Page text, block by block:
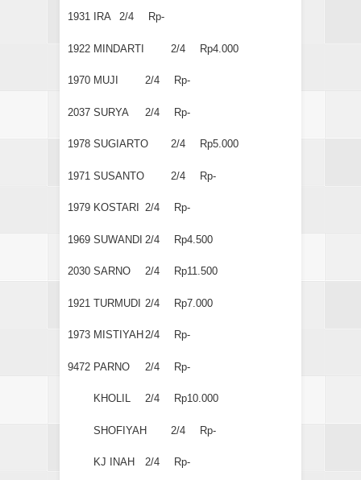
1931 IRA 2/4 Rp-
1922 MINDARTI 2/4 Rp4.000
1970 MUJI 2/4 Rp-
2037 SURYA 2/4 Rp-
1978 SUGIARTO 2/4 Rp5.000
1971 SUSANTO 2/4 Rp-
1979 KOSTARI 2/4 Rp-
1969 SUWANDI 2/4 Rp4.500
2030 SARNO 2/4 Rp11.500
1921 TURMUDI 2/4 Rp7.000
1973 MISTIYAH 2/4 Rp-
9472 PARNO 2/4 Rp-
KHOLIL 2/4 Rp10.000
SHOFIYAH 2/4 Rp-
KJ INAH 2/4 Rp-